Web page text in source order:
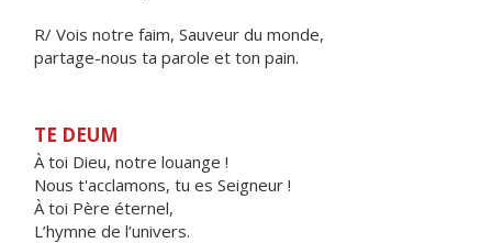
R/ Vois notre faim, Sauveur du monde,
partage-nous ta parole et ton pain.
TE DEUM
À toi Dieu, notre louange !
Nous t'acclamons, tu es Seigneur !
À toi Père éternel,
L’hymne de l’univers.